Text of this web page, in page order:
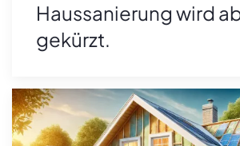
Haussanierung wird
gekürzt.